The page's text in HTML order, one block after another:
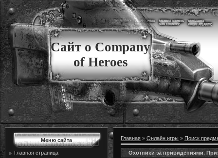
Сайт о Company
of Heroes
Меню сайта
Главная страница
Главная » Онлайн игры » Поиск
Охотники за привидениями.